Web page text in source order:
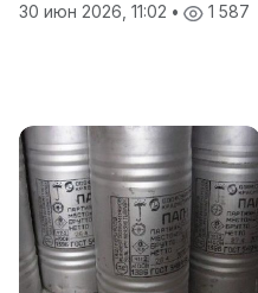
30 июн 2026, 11:02 • 1 587